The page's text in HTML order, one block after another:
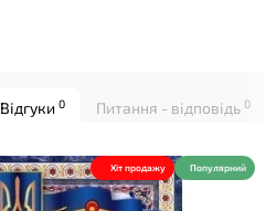
Відгуки 0 Питання - відповідь 0
Хіт продажу Популярний
❤